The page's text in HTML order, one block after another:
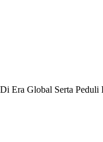
Era Global Serta